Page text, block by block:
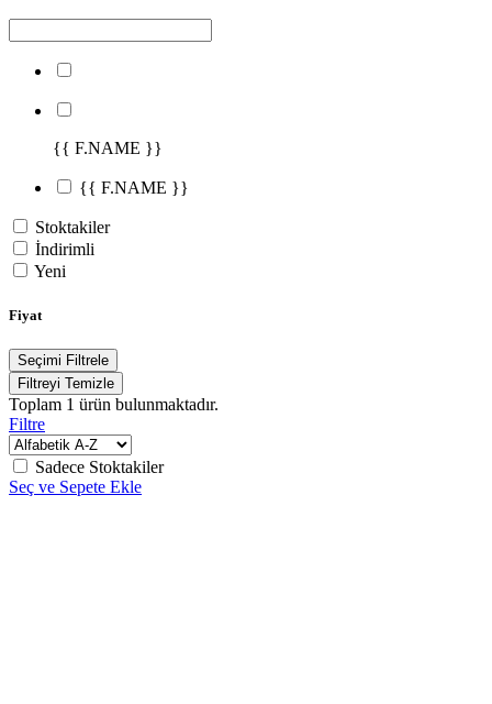
{{ F.NAME }}
{{ F.NAME }}
Stoktakiler
İndirimli
Yeni
Fiyat
Seçimi Filtrele
Filtreyi Temizle
Toplam 1 ürün bulunmaktadır.
Filtre
Sadece Stoktakiler
Seç ve Sepete Ekle